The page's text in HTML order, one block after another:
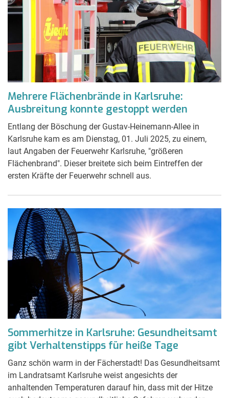
Mehrere Flächenbrände in Karlsruhe:
Ausbreitung konnte gestoppt werden
Entlang der Böschung der Gustav-Heinemann-Allee in
Karlsruhe kam es am Dienstag, 01. Juli 2025, zu einem,
laut Angaben der Feuerwehr Karlsruhe, "größeren
Flächenbrand". Dieser breitete sich beim Eintreffen der
ersten Kräfte der Feuerwehr schnell aus.
Sommerhitze in Karlsruhe: Gesundheitsamt
gibt Verhaltenstipps für heiße Tage
Ganz schön warm in der Fächerstadt! Das Gesundheitsamt
im Landratsamt Karlsruhe weist angesichts der
anhaltenden Temperaturen darauf hin, dass mit der Hitze